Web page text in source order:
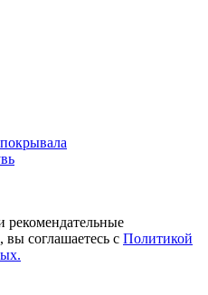
вы соглашаетесь с Политикой